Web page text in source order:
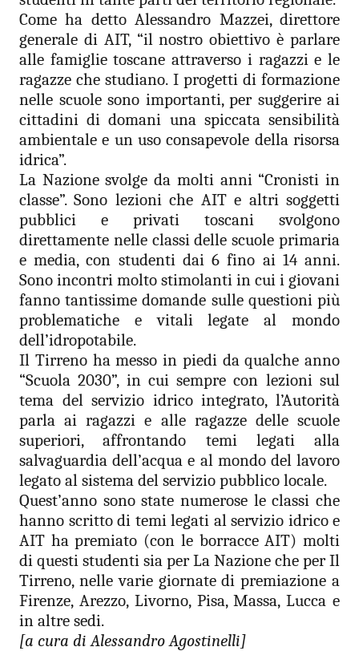
Come ha detto Alessandro Mazzei, direttore
generale di AIT, “il nostro obiettivo è parlare
alle famiglie toscane attraverso i ragazzi e le
ragazze che studiano. I progetti di formazione
nelle scuole sono importanti, per suggerire ai
cittadini di domani una spiccata sensibilità
ambientale e un uso consapevole della risorsa
idrica”.
La Nazione svolge da molti anni “Cronisti in
classe”. Sono lezioni che AIT e altri soggetti
pubblici e privati toscani svolgono
direttamente nelle classi delle scuole primaria
e media, con studenti dai 6 fino ai 14 anni.
Sono incontri molto stimolanti in cui i giovani
fanno tantissime domande sulle questioni più
problematiche e vitali legate al mondo
dell’idropotabile.
Il Tirreno ha messo in piedi da qualche anno
“Scuola 2030”, in cui sempre con lezioni sul
tema del servizio idrico integrato, l’Autorità
parla ai ragazzi e alle ragazze delle scuole
superiori, affrontando temi legati alla
salvaguardia dell’acqua e al mondo del lavoro
legato al sistema del servizio pubblico locale.
Quest’anno sono state numerose le classi che
hanno scritto di temi legati al servizio idrico e
AIT ha premiato (con le borracce AIT) molti
di questi studenti sia per La Nazione che per Il
Tirreno, nelle varie giornate di premiazione a
Firenze, Arezzo, Livorno, Pisa, Massa, Lucca e
in altre sedi.
[a cura di Alessandro Agostinelli]